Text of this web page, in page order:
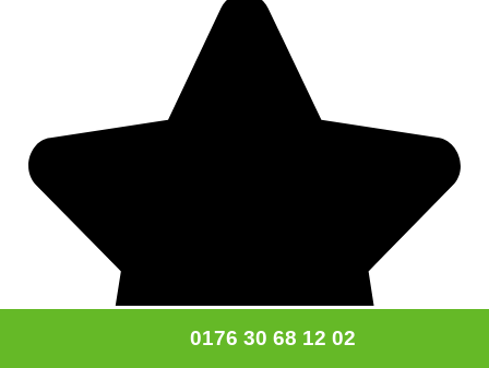
0176 30 68 12 02